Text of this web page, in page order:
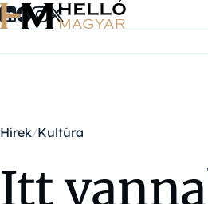
Ugrás a tartalomra
Hírek Kultúra
Itt